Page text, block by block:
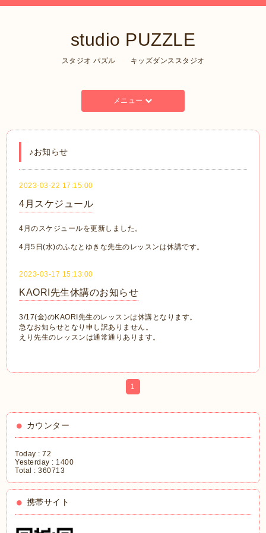
studio PUZZLE
スタジオ パズル キッズダンススタジオ
メニュー
♪お知らせ
2023-03-22 17:15:00
4月スケジュール
4月のスケジュールを更新しました。
4月5日(水)のふなとゆきな先生のレッスンは休講です。
2023-03-17 15:13:00
KAORI先生休講のお知らせ
3/17(金)のKAORI先生のレッスンは休講となります。
急なお知らせとなり申し訳ありません。
えり先生のレッスンは通常通りあります。
1
カウンター
Today :72
Yesterday : 1400
Total :360713
携帯サイト